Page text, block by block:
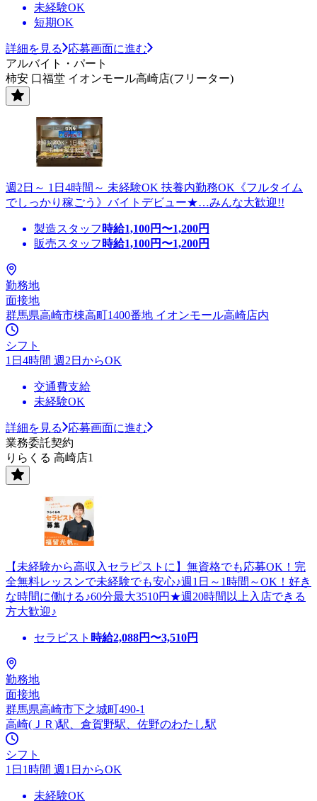
未経験OK
短期OK
詳細を見る
応募画面に進む
アルバイト・パート
柿安 口福堂 イオンモール高崎店(フリーター)
週2日～ 1日4時間～ 未経験OK 扶養内勤務OK《フルタイム
でしっかり稼ごう》バイトデビュー★…みんな大歓迎!!
製造スタッフ 時給1,100円〜1,200円
販売スタッフ 時給1,100円〜1,200円
勤務地
面接地
群馬県高崎市棟高町1400番地 イオンモール高崎店内
シフト
1日4時間 週2日からOK
交通費支給
未経験OK
詳細を見る
応募画面に進む
業務委託契約
りらくる 高崎店1
【未経験から高収入セラピストに】無資格でも応募OK！完
全無料レッスンで未経験でも安心♪週1日～1時間～OK！好き
な時間に働ける♪60分最大3510円★週20時間以上入店できる
方大歓迎♪
セラピスト 時給2,088円〜3,510円
勤務地
面接地
群馬県高崎市下之城町490-1
高崎(ＪＲ)駅、倉賀野駅、佐野のわたし駅
シフト
1日1時間 週1日からOK
未経験OK